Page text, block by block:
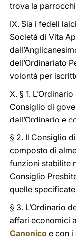
trova la
IX. Sia i fedeli
Società di Vita
dell’Ordinariato
volontà per
X. § 1.
Consiglio di
dall’Ordinario e
§ 2. Il Consiglio
composto di
funzioni stabilite
Consiglio
quelle
§ 3. L’Ordinario
affari economici
Canonico e con i